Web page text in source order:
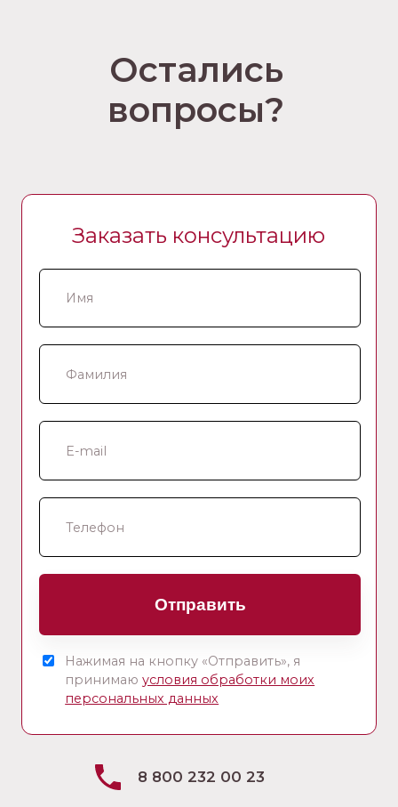
Остались
вопросы?
8 800 232 00 23
Заказать консультацию
Отправить
Нажимая на кнопку «Отправить», я
принимаюусловия обработки моих
персональных данных